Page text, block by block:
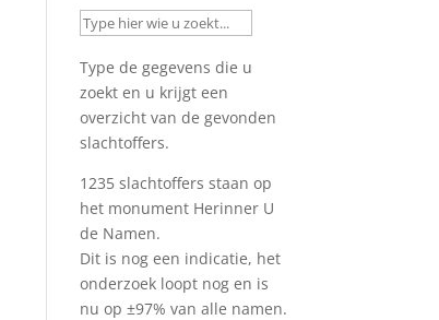
Type de gegevens die u
zoekt en u krijgt een
overzicht van de gevonden
slachtoffers.
1235 slachtoffers staan op
het monument Herinner U
de Namen.
Dit is nog een indicatie, het
onderzoek loopt nog en is
nu op ±97% van alle namen.